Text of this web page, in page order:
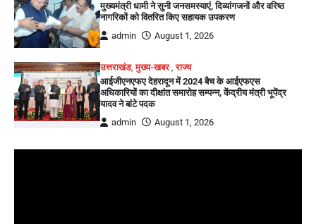
मुख्यमंत्री धामी ने सुनी जनसमस्याएं, दिव्यांगजनों और वरिष्ठ
नागरिकों को वितरित किए सहायक उपकरण
admin
August 1, 2026
उत्तराखंड,मुख्य-खबर ,राज्य
आईजीएनएफए देहरादून में 2024 बैच के आईएफएस
अधिकारियों का दीक्षांत समारोह सम्पन्न, केंद्रीय मंत्री भूपेंद्र
यादव ने बांटे पदक
admin
August 1, 2026